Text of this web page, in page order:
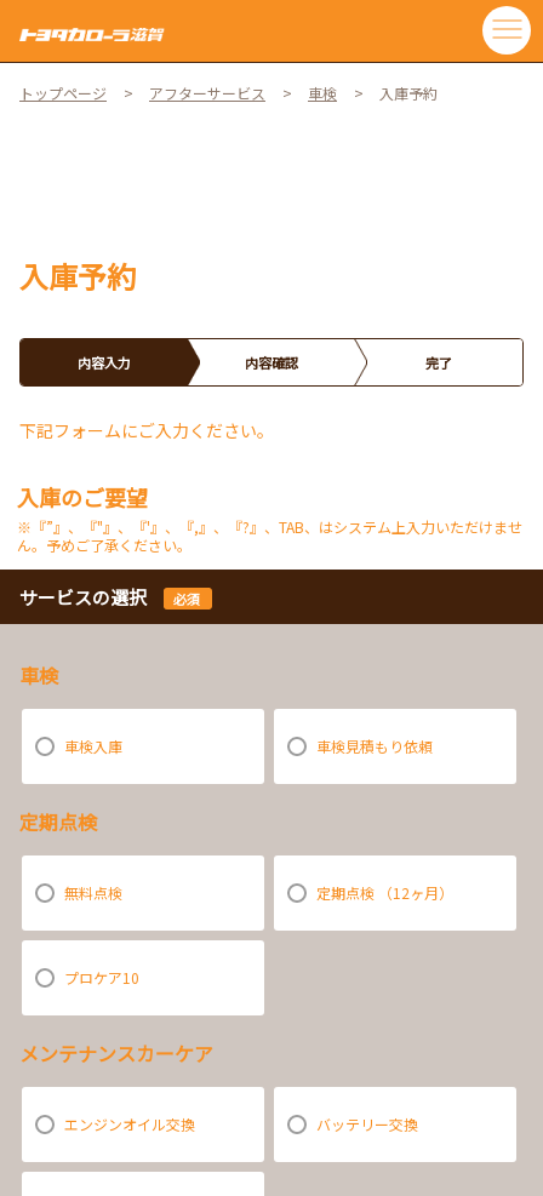
トップページ アフターサービス 車検 入庫予約
入庫予約
内容入力 内容確認 完了
下記フォームにご入力ください。
入庫のご要望
※『”』、『"』、『'』、『,』、『?』、TAB、はシステム上入力いただけませ
ん。予めご了承ください。
サービスの選択 必須
車検
車検入庫 車検見積もり依頼
定期点検
無料点検 定期点検 （12ヶ月）
プロケア10
メンテナンスカーケア
エンジンオイル交換 バッテリー交換